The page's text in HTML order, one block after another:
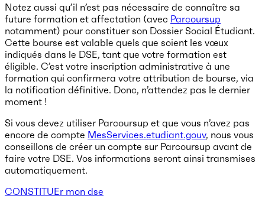
Notez aussi qu’il n’est pas nécessaire de connaître sa
future formation et affectation (avec Parcoursup
notamment) pour constituer son Dossier Social Étudiant.
Cette bourse est valable quels que soient les vœux
indiqués dans le DSE, tant que votre formation est
éligible. C’est votre inscription administrative à une
formation qui confirmera votre attribution de bourse, via
la notification définitive. Donc, n’attendez pas le dernier
moment !
Si vous devez utiliser Parcoursup et que vous n’avez pas
encore de compte MesServices.etudiant.gouv, nous vous
conseillons de créer un compte sur Parcoursup avant de
faire votre DSE. Vos informations seront ainsi transmises
automatiquement.
CONSTITUEr mon dse